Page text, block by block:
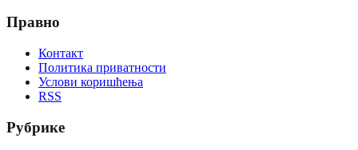
Правно
Контакт
Политика приватности
Услови коришћења
RSS
Рубрике